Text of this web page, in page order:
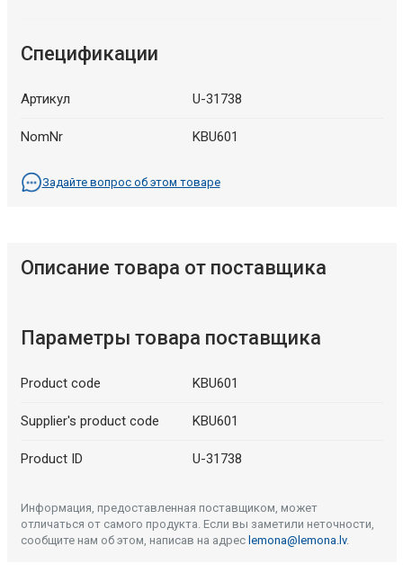
Спецификации
Артикул U-31738
NomNr KBU601
Задайте вопрос об этом товаре
Описание товара от поставщика
Параметры товара поставщика
Product code KBU601
Supplier's product code KBU601
Product ID U-31738
Информация, предоставленная поставщиком, может
отличаться от самого продукта. Если вы заметили неточности,
сообщите нам об этом, написав на адрес lemona@lemona.lv.